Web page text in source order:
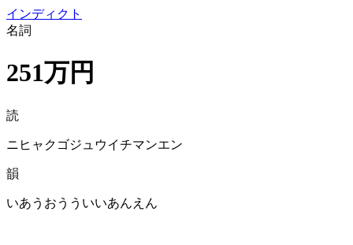
インディクト
名詞
251万円
読
ニヒャクゴジュウイチマンエン
韻
いあうおうういいあんえん